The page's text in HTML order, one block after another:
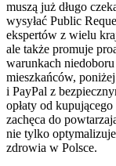
muszą już długo
wysyłać Public
ekspertów z wielu
ale także promuje
warunkach
mieszkańców,
i PayPal z
opłaty od
zachęca do
nie tylko
zdrowia w Polsce.